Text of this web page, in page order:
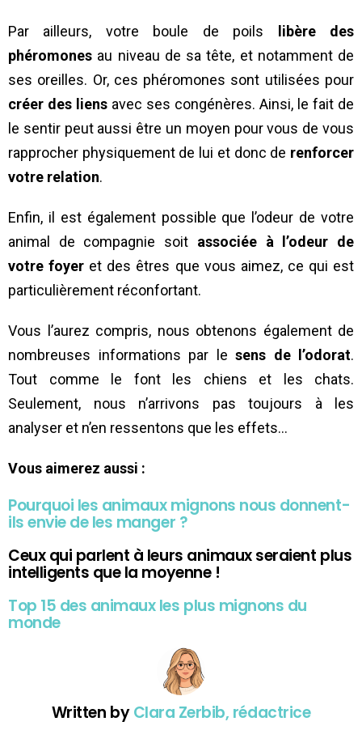
Par ailleurs, votre boule de poils
libère des
phéromones au niveau de sa tête, et notamment de
ses oreilles. Or, ces phéromones sont utilisées pour
créer des liens avec ses congénères. Ainsi, le fait de
le sentir peut aussi être un moyen pour vous de vous
rapprocher physiquement de lui et donc de renforcer
votre relation.
Enfin, il est également possible que l’odeur de votre
animal de compagnie soit associée à l’odeur de
votre foyer et des êtres que vous aimez, ce qui est
particulièrement réconfortant.
Vous l’aurez compris, nous obtenons également de
nombreuses informations par le sens de l’odorat.
Tout comme le font les chiens et les chats.
Seulement, nous n’arrivons pas toujours à les
analyser et n’en ressentons que les effets…
Vous aimerez aussi :
Pourquoi les animaux mignons nous donnent-
ils envie de les manger ?
Ceux qui parlent à leurs animaux seraient plus
intelligents que la moyenne !
Top 15 des animaux les plus mignons du
monde
Written byClara Zerbib, rédactrice